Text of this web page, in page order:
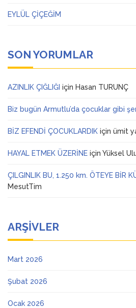
EYLÜL ÇİÇEĞİM
SON YORUMLAR
AZINLIK ÇIĞLIĞI için Hasan TURUNÇ
Biz bugün Armutlu’da çocuklar gibi
BİZ EFENDİ ÇOCUKLARDIK için ümit
HAYAL ETMEK ÜZERİNE için Yüksel
ÇILGINLIK BU, 1.250 km. ÖTEYE BİR
MesutTim
ARŞIVLER
Mart 2026
Şubat 2026
Ocak 2026